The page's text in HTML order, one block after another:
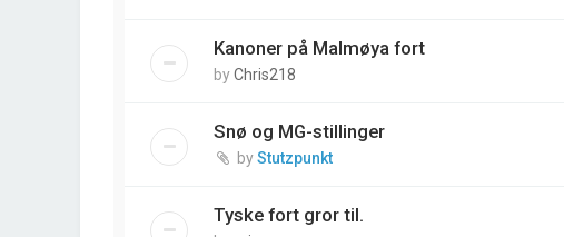
Kanoner på Malmøya fort
byChris218
Snø og MG-stillinger
byStutzpunkt
Tyske fort gror til.